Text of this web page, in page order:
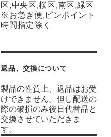
区,中央区,桜区,南区,緑区
※お急ぎ便,ピンポイント
時間指定除く
返品、交換について
製品の性質上、返品はお受
けできません。但し配送の
際の破損のみ後日代替品と
交換させていただきま
す。